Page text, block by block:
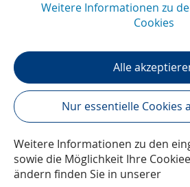
Weitere Informationen zu
Cookies
Alle
Nur essentielle Cookies
Weitere Informationen zu den
sowie die Möglichkeit Ihre
ändern finden Sie in unserer